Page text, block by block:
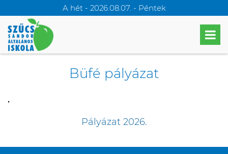
A hét - 2026.08.07. - Péntek
Büfé pályázat
.
Pályázat 2026.